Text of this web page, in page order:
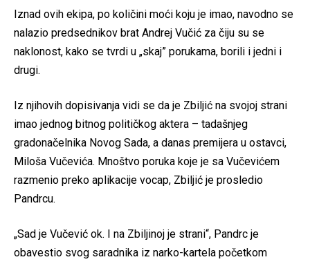
Iznad ovih ekipa, po količini moći koju je imao, navodno se
nalazio predsednikov brat Andrej Vučić za čiju su se
naklonost, kako se tvrdi u „skaj” porukama, borili i jedni i
drugi.
Iz njihovih dopisivanja vidi se da je Zbiljić na svojoj strani
imao jednog bitnog političkog aktera – tadašnjeg
gradonačelnika Novog Sada, a danas premijera u ostavci,
Miloša Vučevića. Mnoštvo poruka koje je sa Vučevićem
razmenio preko aplikacije vocap, Zbiljić je prosledio
Pandrcu.
„Sad je Vučević ok. I na Zbiljinoj je strani“, Pandrc je
obavestio svog saradnika iz narko-kartela početkom